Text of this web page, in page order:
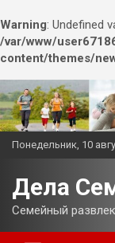
Warning: Undefined
/var/www/
content/themes/
Перейти
к
содержимому
Понедельник, 10
Дела
Семейный